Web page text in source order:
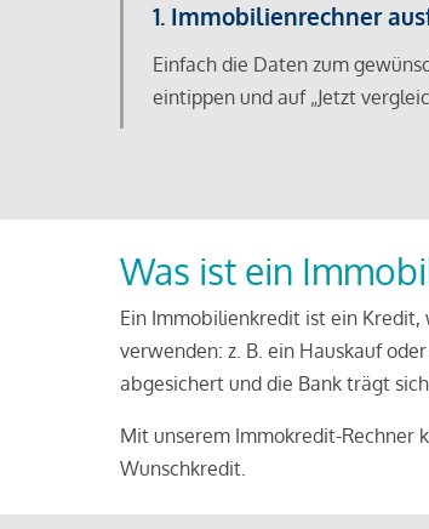
1. Immobilienrechner
Einfach die Daten zum
eintippen und auf „Jetzt
Was ist ein
Ein Immobilienkredit ist ein
verwenden: z. B. ein Hauskauf
abgesichert und die Bank trägt
Mit unserem Immokredit-Rechner
Wunschkredit.